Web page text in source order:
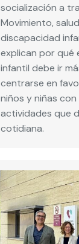
socialización a
Movimiento,
discapacidad
explican por qué
infantil debe ir
centrarse en
niños y niñas
actividades que
cotidiana.